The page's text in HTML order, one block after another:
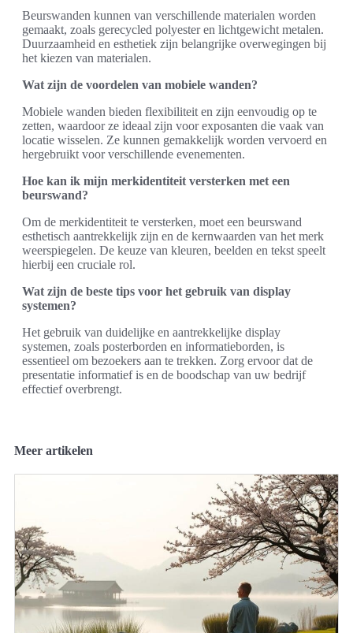
Beurswanden kunnen van verschillende materialen worden
gemaakt, zoals gerecycled polyester en lichtgewicht metalen.
Duurzaamheid en esthetiek zijn belangrijke overwegingen bij
het kiezen van materialen.
Wat zijn de voordelen van mobiele wanden?
Mobiele wanden bieden flexibiliteit en zijn eenvoudig op te
zetten, waardoor ze ideaal zijn voor exposanten die vaak van
locatie wisselen. Ze kunnen gemakkelijk worden vervoerd en
hergebruikt voor verschillende evenementen.
Hoe kan ik mijn merkidentiteit versterken met een
beurswand?
Om de merkidentiteit te versterken, moet een beurswand
esthetisch aantrekkelijk zijn en de kernwaarden van het merk
weerspiegelen. De keuze van kleuren, beelden en tekst speelt
hierbij een cruciale rol.
Wat zijn de beste tips voor het gebruik van display
systemen?
Het gebruik van duidelijke en aantrekkelijke display
systemen, zoals posterborden en informatieborden, is
essentieel om bezoekers aan te trekken. Zorg ervoor dat de
presentatie informatief is en de boodschap van uw bedrijf
effectief overbrengt.
Meer artikelen